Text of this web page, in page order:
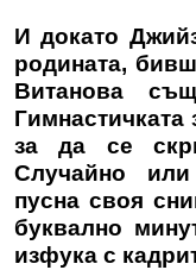
И докато
родината,
Витанова
за да се
Случайно или
пусна своя
буквално
изфука с